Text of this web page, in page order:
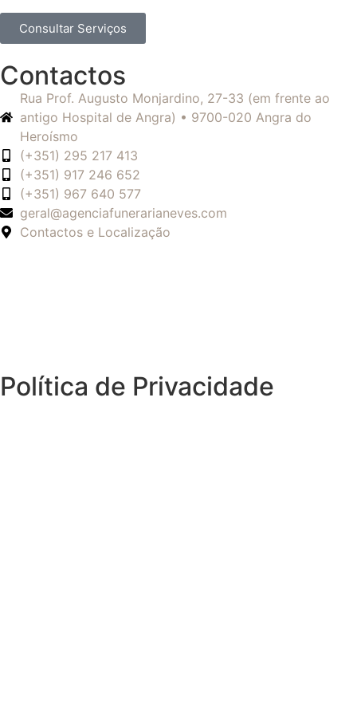
Consultar Serviços
Contactos
Rua Prof. Augusto Monjardino, 27-33 (em frente ao
antigo Hospital de Angra) • 9700-020 Angra do
Heroísmo
(+351) 295 217 413
(+351) 917 246 652
(+351) 967 640 577
geral@agenciafunerarianeves.com
Contactos e Localização
Política de Privacidade